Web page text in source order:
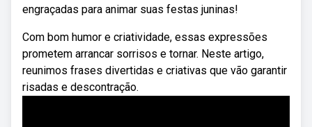
engraçadas para animar suas festas juninas!
Com bom humor e criatividade, essas expressões
prometem arrancar sorrisos e tornar. Neste artigo,
reunimos frases divertidas e criativas que vão garantir
risadas e descontração.